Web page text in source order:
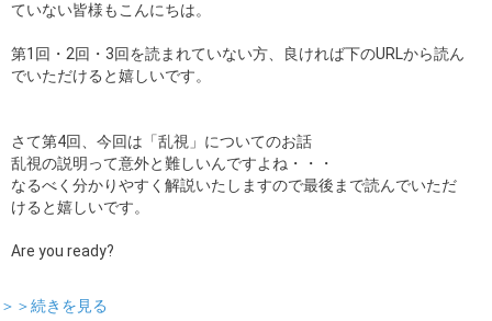
ていない皆様もこんにちは。
第1回・2回・3回を読まれていない方、良ければ下のURLから読ん
でいただけると嬉しいです。
さて第4回、今回は「乱視」についてのお話
乱視の説明って意外と難しいんですよね・・・
なるべく分かりやすく解説いたしますので最後まで読んでいただ
けると嬉しいです。
Are you ready?
＞＞続きを見る